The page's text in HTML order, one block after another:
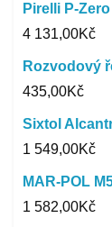
Pirelli P-
4 131,00Kč
Rozvodový
435,00Kč
Sixtol
1 549,00Kč
MAR-POL
1 582,00Kč